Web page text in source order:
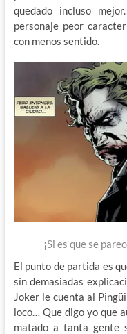
quedado incluso
personaje peor
con menos sentido.
¡Si es que se
El punto de partida es
sin demasiadas
Joker le cuenta al
loco… Que digo yo que
matado a tanta gente